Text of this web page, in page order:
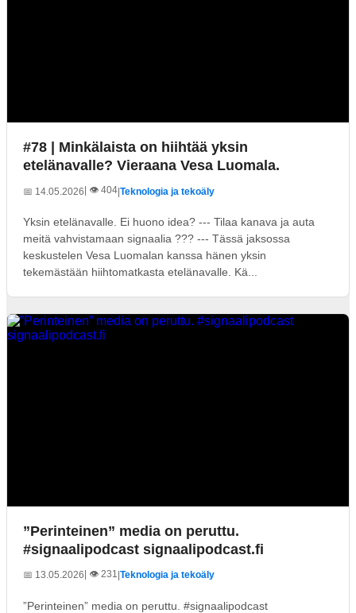
#78 | Minkälaista on hiihtää yksin
etelänavalle? Vieraana Vesa Luomala.
📅 14.05.2026 | 👁️ 404|Teknologia ja tekoäly
Yksin etelänavalle. Ei huono idea? --- Tilaa kanava ja auta
meitä vahvistamaan signaalia ??? --- Tässä jaksossa
keskustelen Vesa Luomalan kanssa hänen yksin
tekemästään hiihtomatkasta etelänavalle. Kä...
”Perinteinen” media on peruttu.
#signaalipodcast signaalipodcast.fi
📅 13.05.2026| 👁️ 231 Teknologia ja tekoäly
”Perinteinen” media on peruttu. #signaalipodcast